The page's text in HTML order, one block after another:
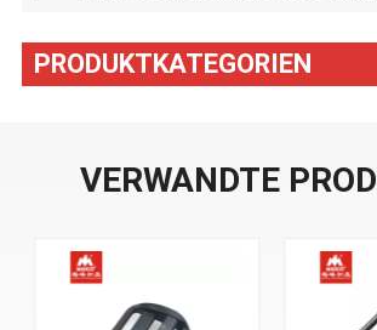
PRODUKTKATEGORIEN
VERWANDTE